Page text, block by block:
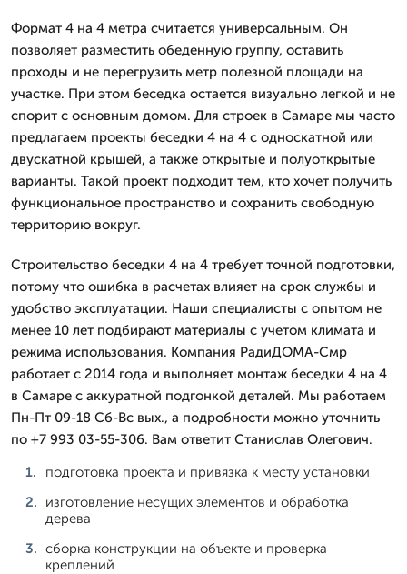
Формат 4 на 4 метра считается универсальным. Он
позволяет разместить обеденную группу, оставить
проходы и не перегрузить метр полезной площади на
участке. При этом беседка остается визуально легкой и не
спорит с основным домом. Для строек в Самаре мы часто
предлагаем проекты беседки 4 на 4 с односкатной или
двускатной крышей, а также открытые и полуоткрытые
варианты. Такой проект подходит тем, кто хочет получить
функциональное пространство и сохранить свободную
территорию вокруг.
Строительство беседки 4 на 4 требует точной подготовки,
потому что ошибка в расчетах влияет на срок службы и
удобство эксплуатации. Наши специалисты с опытом не
менее 10 лет подбирают материалы с учетом климата и
режима использования. Компания РадиДОМА-Смр
работает с 2014 года и выполняет монтаж беседки 4 на 4
в Самаре с аккуратной подгонкой деталей. Мы работаем
Пн-Пт 09-18 Сб-Вс вых., а подробности можно уточнить
по +7 993 03-55-306. Вам ответит Станислав Олегович.
подготовка проекта и привязка к месту установки
изготовление несущих элементов и обработка
дерева
сборка конструкции на объекте и проверка
креплений